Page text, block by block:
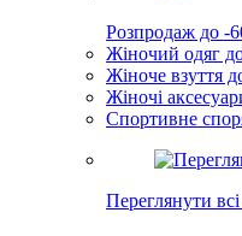
Розпродаж до -
Жіночий одяг
Жіноче взуття
Жіночі
Спортивне
Переглянути